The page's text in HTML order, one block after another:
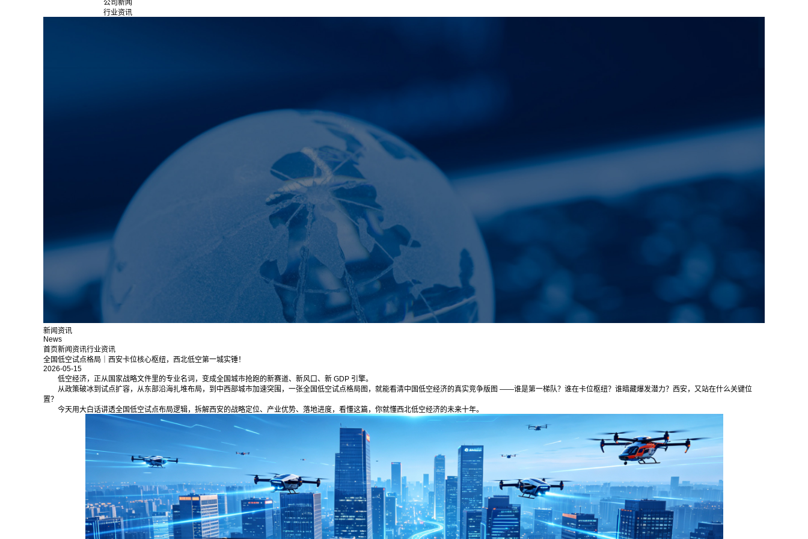
公司新闻
行业资讯
新闻资讯
News
首页新闻资讯行业资讯
全国低空试点格局｜西安卡位核心枢纽，西北低空第一城实锤！
2026-05-15
低空经济，正从国家战略文件里的专业名词，变成全国城市抢跑的新赛道、新风口、新 GDP 引擎。
从政策破冰到试点扩容，从东部沿海扎堆布局，到中西部城市加速突围，一张全国低空试点格局图，就能看清中国低空经济的真实竞争版图 ——谁是第一梯队？谁在卡位枢纽？谁暗藏爆发潜力？西安，又站在什么关键位
置？
今天用大白话讲透全国低空试点布局逻辑，拆解西安的战略定位、产业优势、落地进度，看懂这篇，你就懂西北低空经济的未来十年。